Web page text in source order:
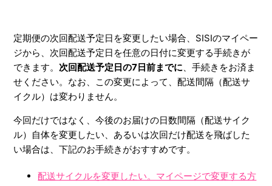
定期便の次回配送予定日を変更したい場合、SISIのマイペー
ジから、次回配送予定日を任意の日付に変更する手続きが
できます。次回配送予定日の7日前までに、手続きをお済ま
せください。なお、この変更によって、配送間隔（配送サ
イクル）は変わりません。
今回だけではなく、今後のお届けの日数間隔（配送サイク
ル）自体を変更したい、あるいは次回だけ配送を飛ばした
い場合は、下記のお手続きがおすすめです。
配送サイクルを変更したい。マイページで変更する方